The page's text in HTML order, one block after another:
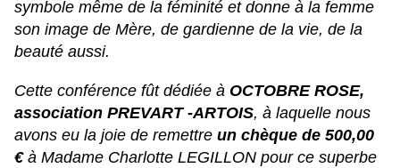
symbole même de la féminité et donne à la femme
son image de Mère, de gardienne de la vie, de la
beauté aussi.
Cette conférence fût dédiée à OCTOBRE ROSE,
association PREVART -ARTOIS, à laquelle nous
avons eu la joie de remettre un chèque de 500,00
€ à Madame Charlotte LEGILLON pour ce superbe